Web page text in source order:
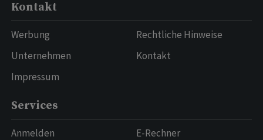
Kontakt
Werbung
Unternehmen
Impressum
Rechtliche Hinweise
Kontakt
Services
Anmelden
E-Rechner